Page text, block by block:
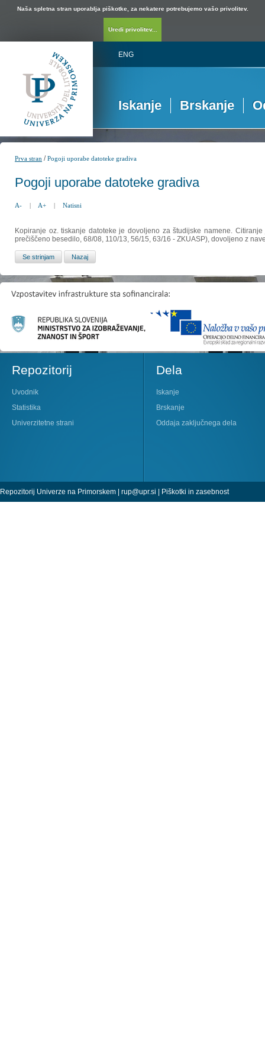
Naša spletna stran uporablja piškotke, za nekatere potrebujemo vašo privolitev.
Uredi privolitev...
ENG
Iskanje Brskanje
Prva stran /Pogoji uporabe datoteke gradiva
Pogoji uporabe datoteke gradiva
A- | A+ | Natisni
Kopiranje oz. tiskanje datoteke je dovoljeno za študijske namene.
prečiščeno besedilo, 68/08, 110/13, 56/15, 63/16 - ZKUASP), dovoljeno z
Repozitorij
Uvodnik
Statistika
Univerzitetne strani
Dela
Iskanje
Brskanje
Oddaja zaključnega dela
Repozitorij Univerze na Primorskem | rup@upr.si | Piškotki in zasebnost